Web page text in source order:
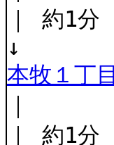
｜ 約1分
↓
本牧１丁目
｜ 約1分